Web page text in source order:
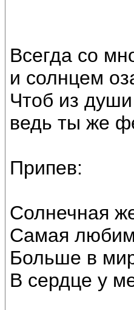
Всегда со
и солнцем
Чтоб из души
ведь ты же
Припев:
Солнечная
Самая
Больше в
В сердце у